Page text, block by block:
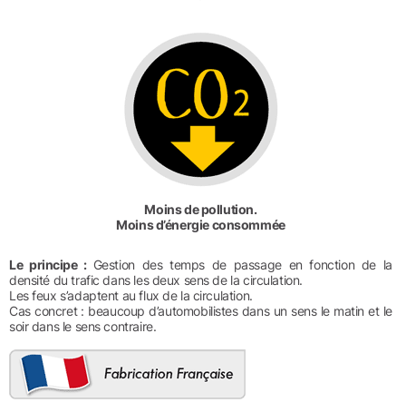
Moins de pollution.
Moins d’énergie consommée
Le principe : Gestion des temps de passage en fonction de la
densité du trafic dans les deux sens de la circulation.
Les feux s’adaptent au flux de la circulation.
Cas concret : beaucoup d’automobilistes dans un sens le matin et le
soir dans le sens contraire.